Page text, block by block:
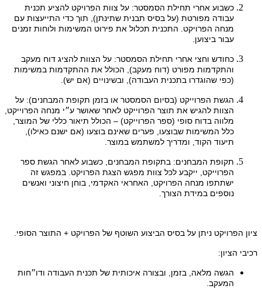
כשבוע אחרי תחילת הסמסטר: על צוות הפרויקט להציע תכנית
עבודה מפורטת (על בסיס תבנית שתינתן), תוך כדי התייעצות עם
מנחה הפרויקט. התכנית תכלול את פירוט המשימות ולוחות זמנים
עבור ביצוען.
כחודש וחצי אחרי תחילת הסמסטר: על הצוות להציג דוח מעקב
והתקדמות מפורט (דוח מעקב), הכולל את ההתקדמות במשימות
(כפי שהוגדרו בתכנית העבודה), ובשינויים (אם יש).
הגשת הפרוייקט (בסיום הסמסטר או בזמן תקופת המבחנים): על
הצוות להגיש את תוצר הפרוייקט לאחר שאושר ע״י מנחה הפרוייקט,
מלווה בדוח סופי (ספר הפרוייקט) – הכולל תיאור כללי של המוצר,
כלל המשימות שבוצעו, פערים שאינם בוצעו (אם ישנם כאילו),
תיעוד הקוד, ומדריך למשתמש במוצר.
תקופת המבחנים: בתקופת המבחנים, כשבוע לאחר הגשת ספר
הפרוייקט, ייקבע לכל צוות מפגש הצגת הפרויקט. במפגש זה
ישתתפו מנחה הפרויקט, האחראי האקדמי, בוחן חיצוני ואנשים
נוספים במידת הצורך.
ציון הפרויקט ניתן על בסיס הביצוע השוטף של הפרויקט + התוצר הסופי.
רכיבי הציון:
הגשה מלאה, בזמן, ובצורה איכותית של תכנית העבודה ודו״חות
המעקב.